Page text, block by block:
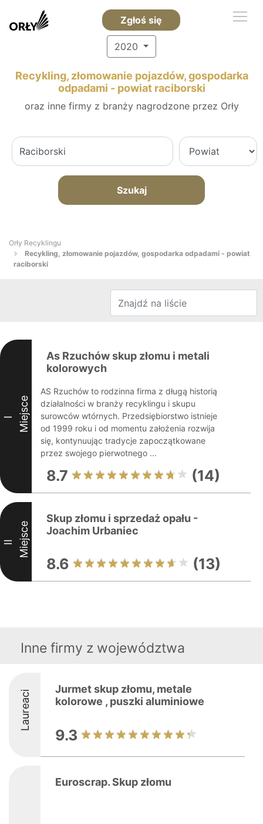
Zgłoś się
2020
Recykling, złomowanie pojazdów, gospodarka
odpadami - powiat raciborski
oraz inne firmy z branży nagrodzone przez Orły
Szukaj
Orły Recyklingu
Recykling, złomowanie pojazdów, gospodarka odpadami - powiat
raciborski
I Miejsce
As Rzuchów skup złomu i metali
kolorowych
AS Rzuchów to rodzinna firma z długą historią
działalności w branży recyklingu i skupu
surowców wtórnych. Przedsiębiorstwo istnieje
od 1999 roku i od momentu założenia rozwija
się, kontynuując tradycje zapoczątkowane
przez swojego pierwotnego ...
8.7 (14)
II Miejsce
Skup złomu i sprzedaż opału -
Joachim Urbaniec
8.6 (13)
Inne firmy z województwa
Laureaci
Jurmet skup złomu, metale
kolorowe , puszki aluminiowe
9.3
Euroscrap. Skup złomu